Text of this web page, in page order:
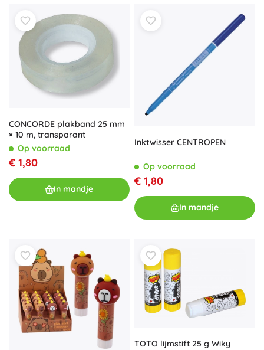
CONCORDE plakband 25 mm
× 10 m, transparant
Op voorraad
€ 1,80
In mandje
Inktwisser CENTROPEN
Op voorraad
€ 1,80
In mandje
TOTO lijmstift 25 g Wiky